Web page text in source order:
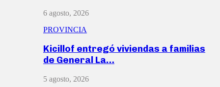
6 agosto, 2026
PROVINCIA
Kicillof entregó viviendas a familias
de General La…
5 agosto, 2026